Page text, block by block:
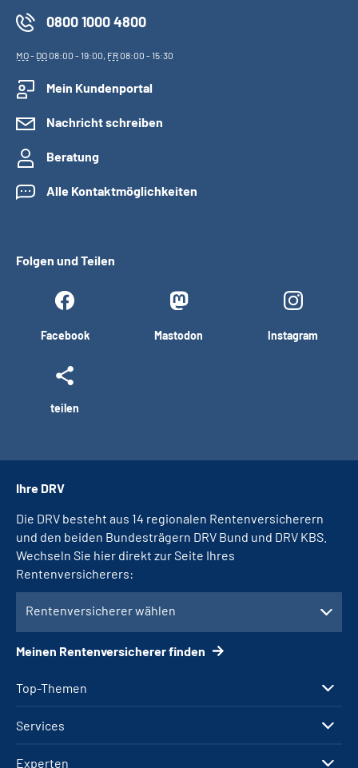
0800 1000 4800
MO- DO08:00 - 19:00, FR08:00 - 15:30
Mein Kundenportal
Nachricht schreiben
Beratung
Alle Kontaktmöglichkeiten
Folgen und Teilen
Facebook Mastodon Instagram
teilen
Top-Themen
Services
Experten
Ihre DRV
Die DRV besteht aus 14 regionalen Rentenversicherern
und den beiden Bundesträgern DRV Bund und DRV KBS.
Wechseln Sie hier direkt zur Seite Ihres
Rentenversicherers:
Rentenversicherer wählen
Meinen Rentenversicherer finden